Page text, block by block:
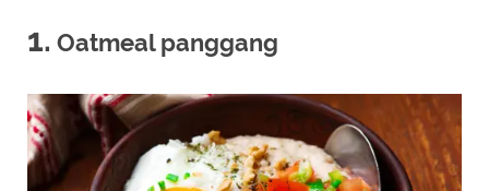
1. Oatmeal panggang